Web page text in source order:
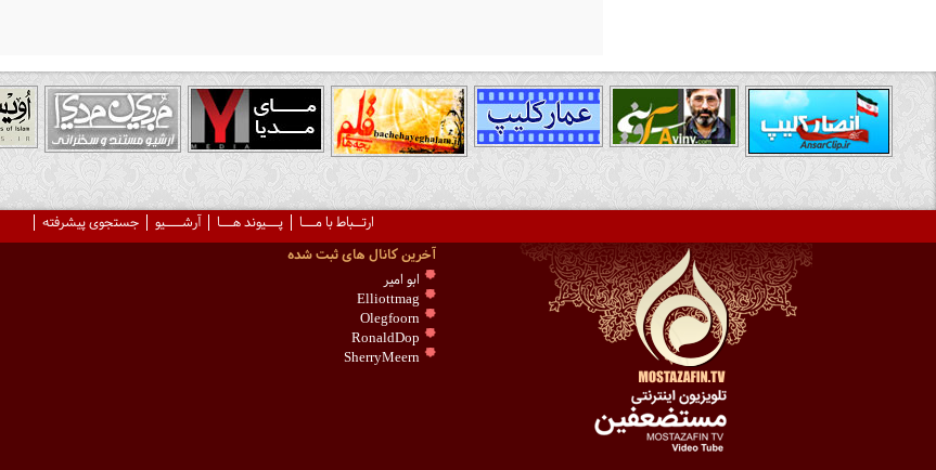
ارتــباط با مـــا پـــیوند هـــا آرشــــیو جستجوی پیشرفته
آخرین کانال های ثبت شده
ابو امیر
Elliottmag
Olegfoorn
RonaldDop
SherryMeern